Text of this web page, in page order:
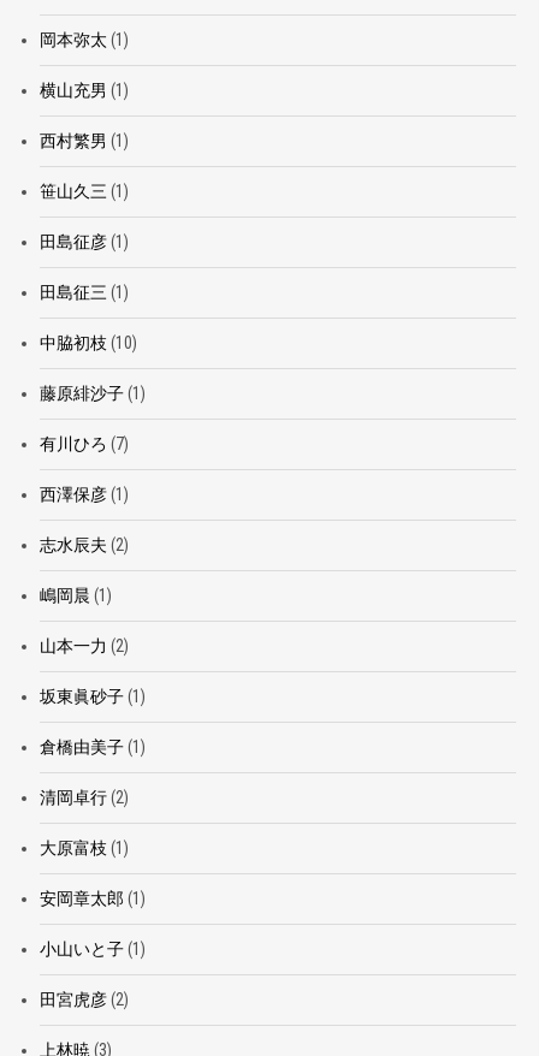
岡本弥太 (1)
横山充男 (1)
西村繁男 (1)
笹山久三 (1)
田島征彦(1)
田島征三 (1)
中脇初枝 (10)
藤原緋沙子(1)
有川ひろ (7)
西澤保彦(1)
志水辰夫 (2)
嶋岡晨 (1)
山本一力 (2)
坂東眞砂子(1)
倉橋由美子(1)
清岡卓行(2)
大原富枝 (1)
安岡章太郎 (1)
小山いと子(1)
田宮虎彦(2)
上林暁 (3)